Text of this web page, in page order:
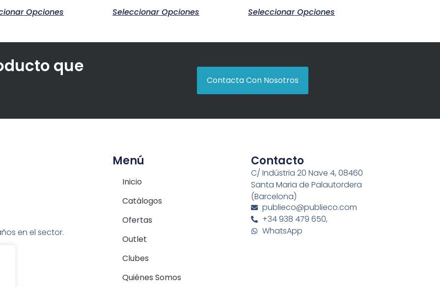
Opciones Seleccionar Opciones Seleccionar Opciones
que
Contacta Con Nosotros
en el sector.
Menú
Inicio
Catálogos
Ofertas
Outlet
Clubes
Quiénes Somos
Contacto
C/ Indústria 20 Nave 4, 08460
Santa Maria de Palautordera
(Barcelona)
publieco@publieco.com
+34 938 479 650,
WhatsApp